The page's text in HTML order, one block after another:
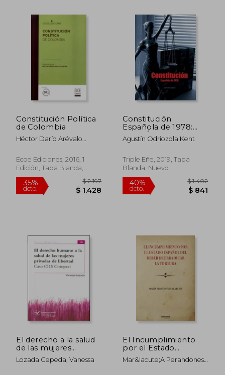
50%
dcto.
35% 35%
Constitución Política
de Colombia
Héctor Darío Arévalo
Ecoe Ediciones, 2016, 1
Edición, Tapa Blanda,
Nuevo
Constitución
Española de 1978:
Texto Íntegro en
Cuaderno Formato
Espacio Para
Anotaciones
Agustín Odriozola Kent
Triple Eñe, 2019, Tapa
Blanda, Nuevo
El derecho a la salud
de las mujeres
privadas de libertad.
Caso CRS Cotopaxi
Lozada Cepeda, Vanessa
El Incumplimiento
por el Estado
Español del Deber de
Erradicar la Tortura
Mar&Iacute;A Perandones